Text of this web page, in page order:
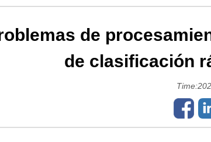
de
de clasificación